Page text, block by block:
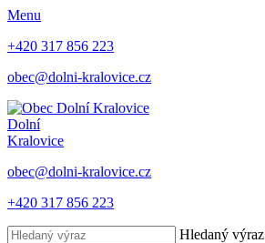
Menu
+420 317 856 223
obec@dolni-kralovice.cz
Dolní
Kralovice
obec@dolni-kralovice.cz
+420 317 856 223
Hledaný výraz